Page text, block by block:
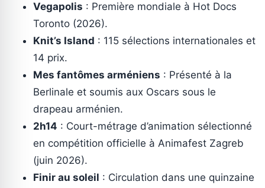
Vegapolis : Première mondiale à Hot Docs
Toronto (2026).
Knit’s Island : 115 sélections internationales et
14 prix.
Mes fantômes arméniens : Présenté à la
Berlinale et soumis aux Oscars sous le
drapeau arménien.
2h14 : Court-métrage d’animation sélectionné
en compétition officielle à Animafest Zagreb
(juin 2026).
Finir au soleil : Circulation dans une quinzaine